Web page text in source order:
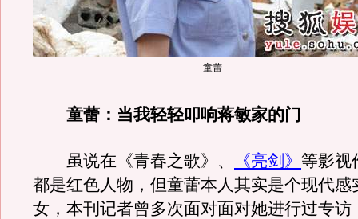
童蕾
童蕾：当我轻轻叩响蒋敏家的门
虽说在《青春之歌》、 《亮剑》 等影视
都是红色人物，但童蕾本人其实是个现代感
女，本刊记者曾多次面对面对她进行过专访